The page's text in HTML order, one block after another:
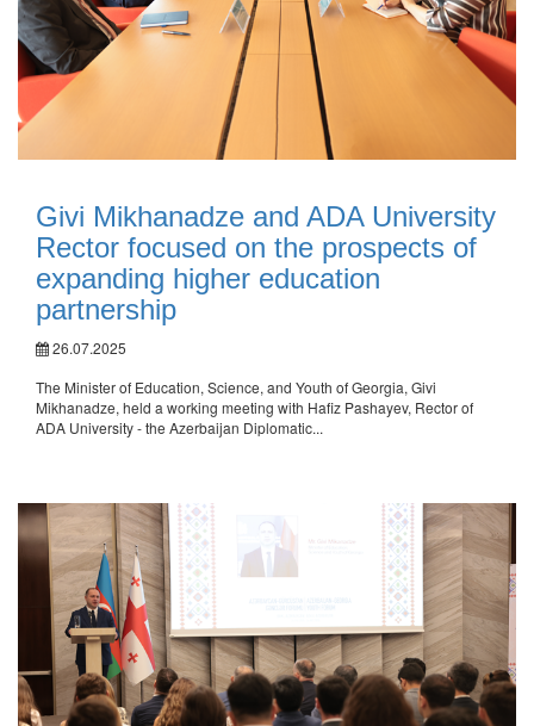
Givi Mikhanadze and ADA University
Rector focused on the prospects of
expanding higher education
partnership
26.07.2025
The Minister of Education, Science, and Youth of Georgia, Givi
Mikhanadze, held a working meeting with Hafiz Pashayev, Rector of
ADA University - the Azerbaijan Diplomatic...